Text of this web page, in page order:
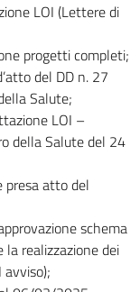
LOI (Lettere di
progetti completi;
del DD n. 27
Salute;
LOI –
della Salute del 24
presa atto del
schema
realizzazione dei